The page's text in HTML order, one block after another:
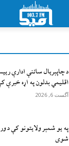
د چاپېریال ساتنې ادارې
اقلیمي بدلون په اړه خبرې
آگست 6, 2026
په یو شمېر ولایتونو کې د
شوی